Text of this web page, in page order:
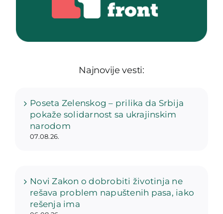
Najnovije vesti:
Poseta Zelenskog – prilika da Srbija
pokaže solidarnost sa ukrajinskim
narodom
07.08.26.
Novi Zakon o dobrobiti životinja ne
rešava problem napuštenih pasa, iako
rešenja ima